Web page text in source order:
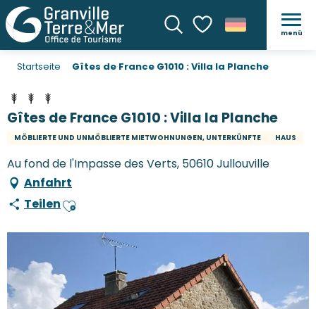
SucheVoir les favoris
menü
Startseite Gîtes de France G1010 : Villa la Planche
Gîtes de France G1010 : Villa la Planche
MÖBLIERTE UND UNMÖBLIERTE MIETWOHNUNGEN, UNTERKÜNFTE HAUS
Au fond de l'Impasse des Verts, 50610 Jullouville
Anfahrt
TeilenAjouter aux favoris